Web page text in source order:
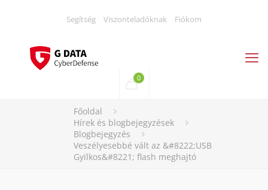
Segítség Viszonteladóknak Fiókom
0
Főoldal
Hírek és blogbejegyzések
Blogbejegyzés
Veszélyesebbé vált az &#8222;USB
Gyilkos&#8221; flash meghajtó